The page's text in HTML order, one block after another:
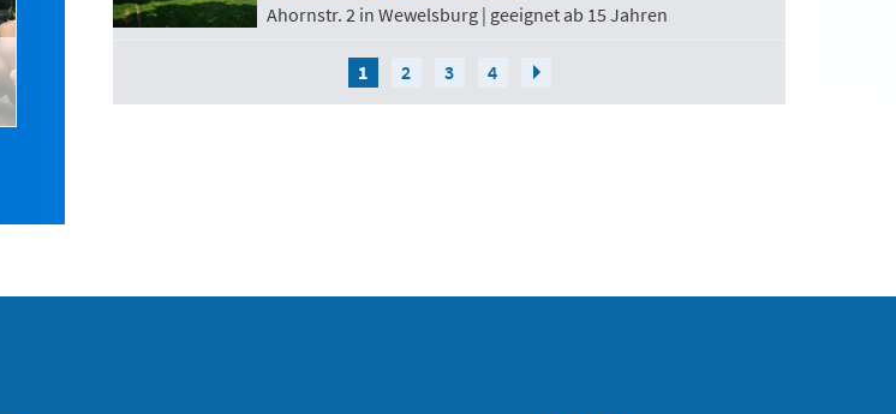
Ahornstr. 2 in Wewelsburg | geeignet ab 15 Jahren
1 2 3 4